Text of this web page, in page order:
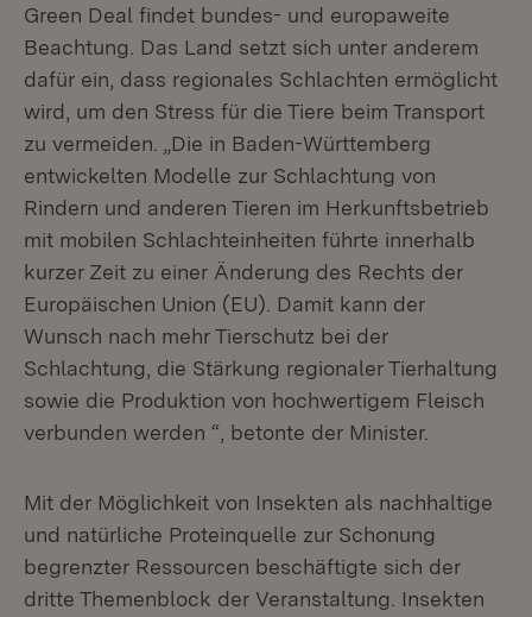
Green Deal findet bundes- und europaweite
Beachtung. Das Land setzt sich unter anderem
dafür ein, dass regionales Schlachten ermöglicht
wird, um den Stress für die Tiere beim Transport
zu vermeiden. „Die in Baden-Württemberg
entwickelten Modelle zur Schlachtung von
Rindern und anderen Tieren im Herkunftsbetrieb
mit mobilen Schlachteinheiten führte innerhalb
kurzer Zeit zu einer Änderung des Rechts der
Europäischen Union (EU). Damit kann der
Wunsch nach mehr Tierschutz bei der
Schlachtung, die Stärkung regionaler Tierhaltung
sowie die Produktion von hochwertigem Fleisch
verbunden werden “, betonte der Minister.
Mit der Möglichkeit von Insekten als nachhaltige
und natürliche Proteinquelle zur Schonung
begrenzter Ressourcen beschäftigte sich der
dritte Themenblock der Veranstaltung. Insekten